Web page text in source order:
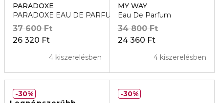
PARADOXE
PARADOXE EAU DE PARFUM
26 320 Ft
37 600 Ft
4 kiszerelésben
MY WAY
Eau De Parfum
24 360 Ft
34 800 Ft
4 kiszerelésben
30% 30%